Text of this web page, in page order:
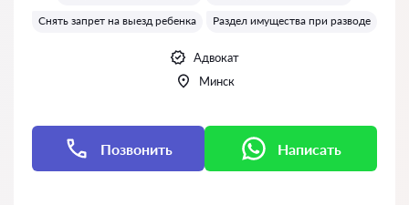
Снять запрет на выезд ребенка
Раздел имущества при разводе
Адвокат
Минск
Позвонить Написать